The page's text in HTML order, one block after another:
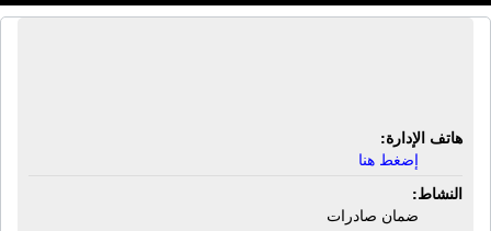
هاتف الإدارة:
إضغط هنا
النشاط:
ضمان صادرات